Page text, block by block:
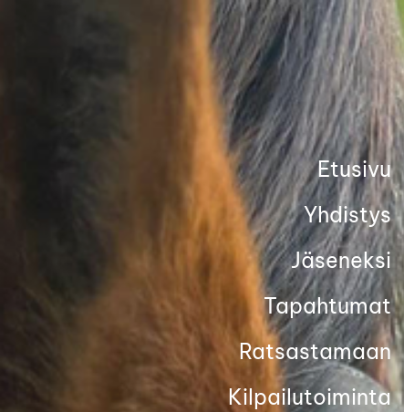
Etusivu
Yhdistys
Jäseneksi
Tapahtumat
Ratsastamaan
Kilpailutoiminta